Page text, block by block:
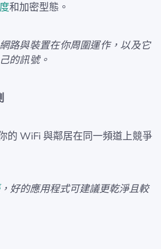
和加密型態。
路與裝置在你周圍運作，以及它
的訊號。
的 WiFi 與鄰居在同一頻道上競爭
，好的應用程式可建議更乾淨且較